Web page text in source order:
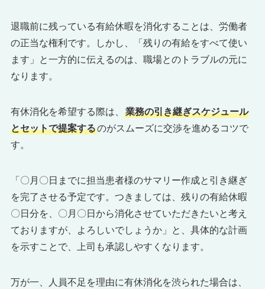
退職前に残っている有給休暇を消化することは、労働者
の正当な権利です。しかし、「残りの有給をすべて使い
ます」と一方的に伝えるのは、職場とのトラブルの元に
なります。
有休消化を希望する際は、
業務の引き継ぎスケジュール
とセットで提案するのがスムーズに交渉を進めるコツで
す。
「〇月〇日までに担当患者様のサマリー作成と引き継ぎ
を完了させる予定です。つきましては、残りの有給休暇
〇日分を、〇月〇日から消化させていただきたいと考え
ておりますが、よろしいでしょうか」と、具体的な計画
を示すことで、上司も承認しやすくなります。
万が一、人員不足を理由に有休消化を渋られた場合は、